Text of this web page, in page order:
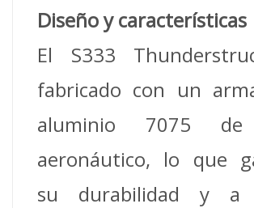
Diseño y características
El S333
fabricado con un
aluminio 7075 de
aeronáutico, lo que
su durabilidad y a